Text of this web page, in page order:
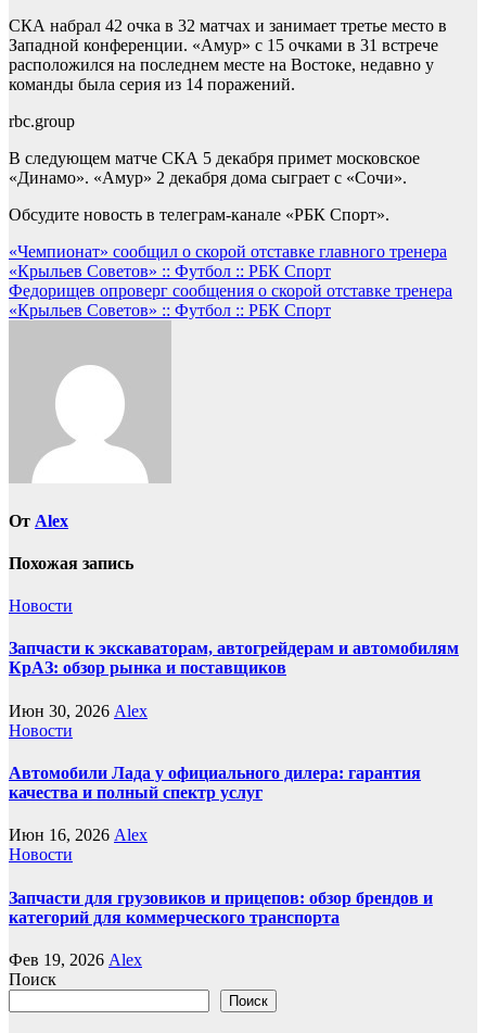
СКА набрал 42 очка в 32 матчах и занимает третье место в
Западной конференции. «Амур» с 15 очками в 31 встрече
расположился на последнем месте на Востоке, недавно у
команды была серия из 14 поражений.
rbc.group
В следующем матче СКА 5 декабря примет московское
«Динамо». «Амур» 2 декабря дома сыграет с «Сочи».
Обсудите новость в телеграм-канале «РБК Спорт».
Навигация
по
записям
«Чемпионат» сообщил о скорой отставке главного тренера
«Крыльев Советов» :: Футбол :: РБК Спорт
Федорищев опроверг сообщения о скорой отставке тренера
«Крыльев Советов» :: Футбол :: РБК Спорт
От Alex
Похожая запись
Новости
Запчасти к экскаваторам, автогрейдерам и автомобилям
КрАЗ: обзор рынка и поставщиков
Июн 30, 2026 Alex
Новости
Автомобили Лада у официального дилера: гарантия
качества и полный спектр услуг
Июн 16, 2026 Alex
Новости
Запчасти для грузовиков и прицепов: обзор брендов и
категорий для коммерческого транспорта
Фев 19, 2026 Alex
Поиск
Поиск